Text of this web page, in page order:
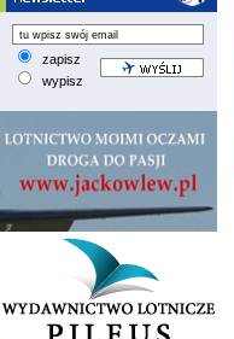
zapisz
wypisz